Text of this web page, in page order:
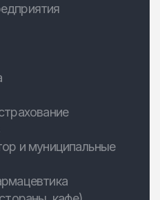
и муниципальные